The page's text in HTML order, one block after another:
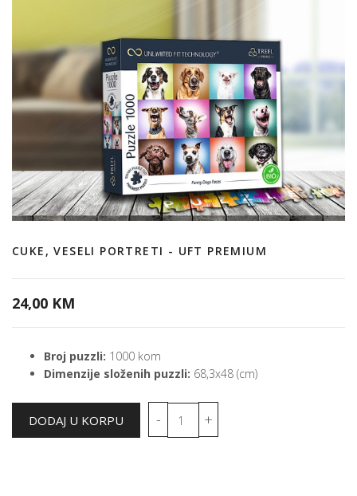
CUKE, VESELI PORTRETI - UFT PREMIUM
24,00 KM
Broj puzzli: 1000 kom
Dimenzije složenih puzzli: 68,3x48 (cm)